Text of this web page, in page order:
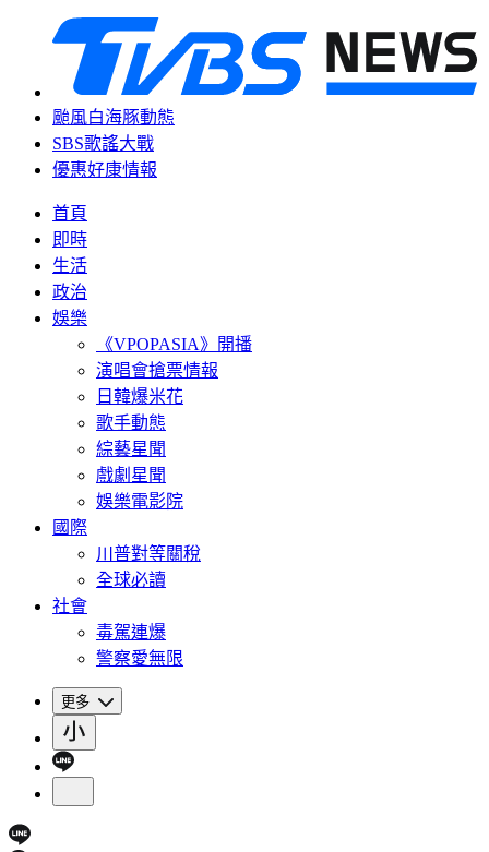
颱風白海豚動態
SBS歌謠大戰
優惠好康情報
首頁
即時
生活
政治
娛樂
《VPOPASIA》開播
演唱會搶票情報
日韓爆米花
歌手動態
綜藝星聞
戲劇星聞
娛樂電影院
國際
川普對等關稅
全球必讀
社會
毒駕連爆
警察愛無限
更多